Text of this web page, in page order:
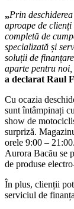
„Prin
aproape de
completă de
specializată și
soluții de
aparte pentru
a declarat Raul
Cu ocazia
sunt întâmpinați
show de
surpriză.
orele 9:00 –
Aurora Bacău se
de produse
În plus, clienții
serviciul de